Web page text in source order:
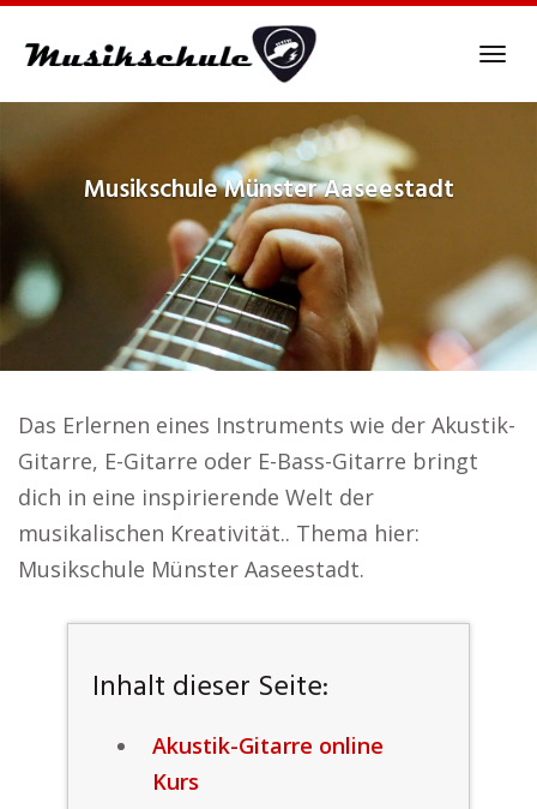
MusikschuleMünster Aaseestadt
Das Erlernen eines Instruments wie der Akustik-
Gitarre, E-Gitarre oder E-Bass-Gitarre bringt
dich in eine inspirierende Welt der
musikalischen Kreativität.. Thema hier:
Musikschule Münster Aaseestadt.
Inhalt dieser Seite:
Akustik-Gitarre online
Kurs